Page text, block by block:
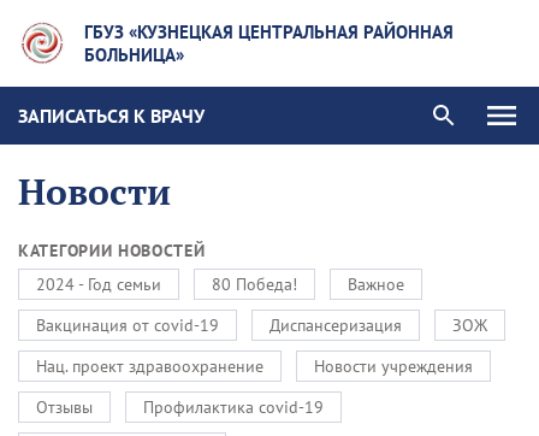
ГБУЗ «КУЗНЕЦКАЯ ЦЕНТРАЛЬНАЯ РАЙОННАЯ
БОЛЬНИЦА»
ЗАПИСАТЬСЯ К ВРАЧУ
Новости
КАТЕГОРИИ НОВОСТЕЙ
2024 - Год семьи
80 Победа!
Важное
Вакцинация от covid-19
Диспансеризация
ЗОЖ
Нац. проект здравоохранение
Новости учреждения
Отзывы
Профилактика covid-19